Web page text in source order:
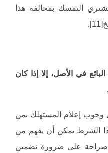
التمسك بمخالفة هذا
في الأصل، إلا إذا كان
إعلام المستهلك بمن
الشرط يمكن أن يفهم من
صراحة على ضرورة تضمين